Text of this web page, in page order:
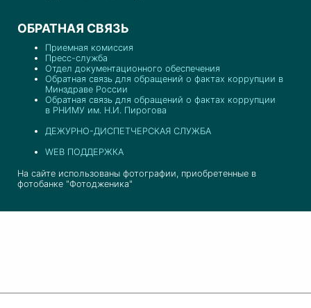
ОБРАТНАЯ СВЯЗЬ
Приемная комиссия
Пресс-служба
Отдел документационного обеспечения
Обратная связь для обращений о фактах коррупции в
Минздраве России
Обратная связь для обращений о фактах коррупции
в РНИМУ им. Н.И. Пирогова
ДЕЖУРНО-ДИСПЕТЧЕРСКАЯ СЛУЖБА
WEB ПОДДЕРЖКА
На сайте использованы фотографии, приобретенные в
фотобанке "Фотодженика"